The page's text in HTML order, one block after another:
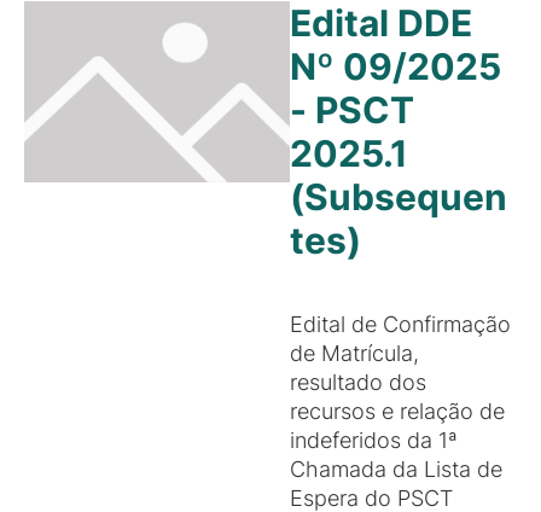
Edital DDE
Nº 09/2025
- PSCT
2025.1
(Subsequen
tes)
Edital de Confirmação
de Matrícula,
resultado dos
recursos e relação de
indeferidos da 1ª
Chamada da Lista de
Espera do PSCT